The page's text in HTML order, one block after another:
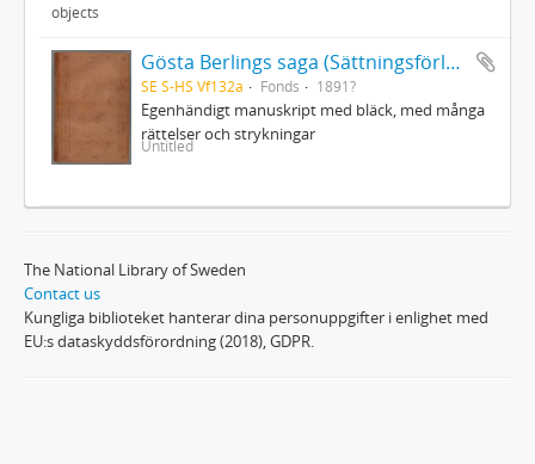
objects
Gösta Berlings saga (Sättningsförlagan)
SE S-HS Vf132a Fonds 1891?
Egenhändigt manuskript med bläck, med många
rättelser och strykningar
Untitled
The National Library of Sweden
Contact us
Kungliga biblioteket hanterar dina personuppgifter i enlighet med
EU:s dataskyddsförordning (2018), GDPR.